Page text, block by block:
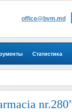
office@bvm.md
Статистика